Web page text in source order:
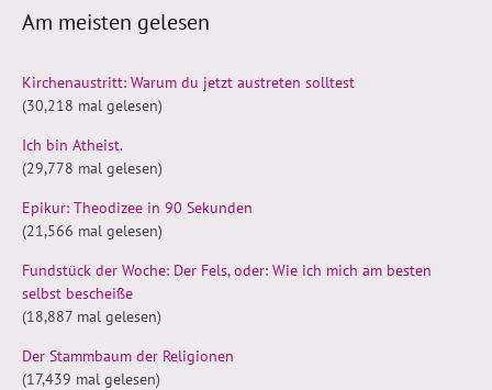
Am meisten gelesen
Kirchenaustritt: Warum du jetzt austreten solltest
(30,218 mal gelesen)
Ich bin Atheist.
(29,778 mal gelesen)
Epikur: Theodizee in 90 Sekunden
(21,566 mal gelesen)
Fundstück der Woche: Der Fels, oder: Wie ich mich am besten
selbst bescheiße
(18,887 mal gelesen)
Der Stammbaum der Religionen
(17,439 mal gelesen)